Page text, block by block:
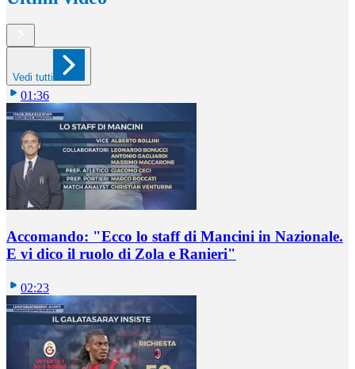
Vedi tutti
01:36
Accomando: "Ecco lo staff di Mancini in Nazionale.
E vi dico il ruolo di Zola e Ranieri"
02:23